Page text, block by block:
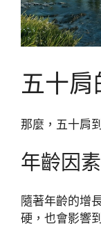
五十肩
那麼，五十肩
年齡因素
隨著年齡的增
硬，也會影響